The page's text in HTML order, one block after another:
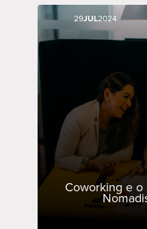
29JUL2024
Coworking e o
29JUL2024